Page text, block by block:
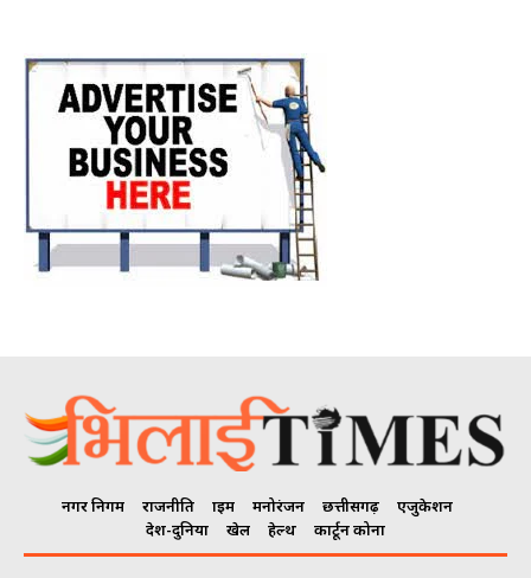
नगर निगम राजनीति क्राइम मनोरंजन छत्तीसगढ़
एजुकेशन
देश-दुनिया
खेल हेल्थ कार्टून कोना